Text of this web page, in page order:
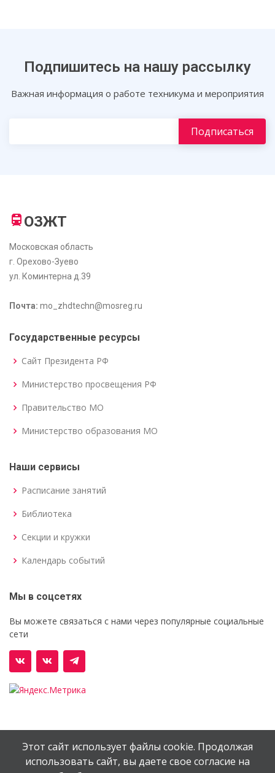
Подпишитесь на нашу рассылку
Важная информация о работе техникума и мероприятия
ОЗЖТ
Московская область
г. Орехово-Зуево
ул. Коминтерна д.39
Почта: mo_zhdtechn@mosreg.ru
Государственные ресурсы
Сайт Президента РФ
Министерство просвещения РФ
Правительство МО
Министерство образования МО
Наши сервисы
Расписание занятий
Библиотека
Секции и кружки
Календарь событий
Мы в соцсетях
Вы можете связаться с нами через популярные социальные
сети
© Орехово-Зуевский железнодорожный техникум им.
В.И.Бондаренко
Этот сайт использует файлы cookie. Продолжая
использовать сайт, вы даете свое согласие на